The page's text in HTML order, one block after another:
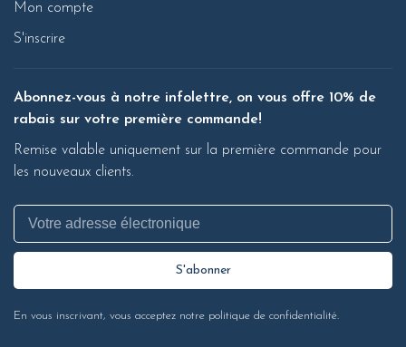
Mon compte
S'inscrire
Abonnez-vous à notre infolettre, on vous offre 10% de
rabais sur votre première commande!
Remise valable uniquement sur la première commande pour
les nouveaux clients.
S'abonner
En vous inscrivant, vous acceptez notre politique de confidentialité.